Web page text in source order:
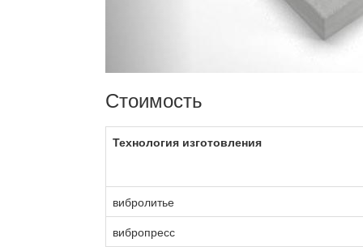
Стоимость
Технология изготовления
вибролитье
вибропресс